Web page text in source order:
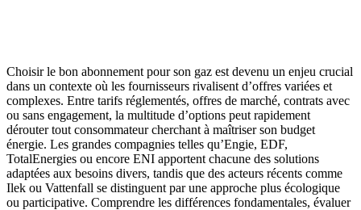
Choisir le bon abonnement pour son gaz est devenu un enjeu crucial
dans un contexte où les fournisseurs rivalisent d’offres variées et
complexes. Entre tarifs réglementés, offres de marché, contrats avec
ou sans engagement, la multitude d’options peut rapidement
dérouter tout consommateur cherchant à maîtriser son budget
énergie. Les grandes compagnies telles qu’Engie, EDF,
TotalEnergies ou encore ENI apportent chacune des solutions
adaptées aux besoins divers, tandis que des acteurs récents comme
Ilek ou Vattenfall se distinguent par une approche plus écologique
ou participative. Comprendre les différences fondamentales, évaluer